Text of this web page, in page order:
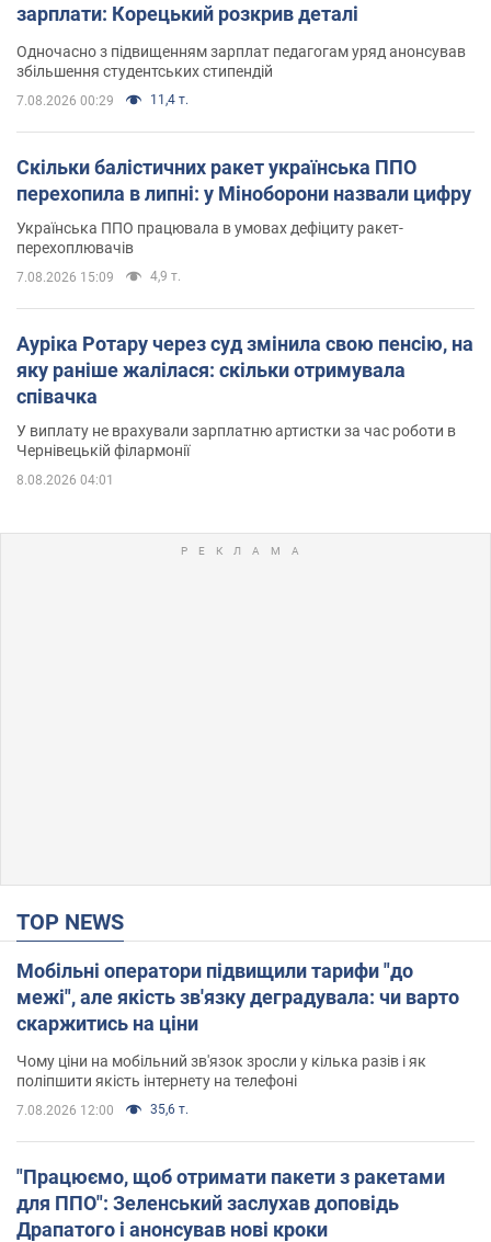
зарплати: Корецький розкрив деталі
Одночасно з підвищенням зарплат педагогам уряд анонсував
збільшення студентських стипендій
7.08.2026 00:29 11,4 т.
Скільки балістичних ракет українська ППО
перехопила в липні: у Міноборони назвали цифру
Українська ППО працювала в умовах дефіциту ракет-
перехоплювачів
7.08.2026 15:09 4,9 т.
Ауріка Ротару через суд змінила свою пенсію, на
яку раніше жалілася: скільки отримувала
співачка
У виплату не врахували зарплатню артистки за час роботи в
Чернівецькій філармонії
8.08.2026 04:01
TOP NEWS
Мобільні оператори підвищили тарифи "до
межі", але якість зв'язку деградувала: чи варто
скаржитись на ціни
Чому ціни на мобільний зв'язок зросли у кілька разів і як
поліпшити якість інтернету на телефоні
7.08.2026 12:00 35,6 т.
"Працюємо, щоб отримати пакети з ракетами
для ППО": Зеленський заслухав доповідь
Драпатого і анонсував нові кроки